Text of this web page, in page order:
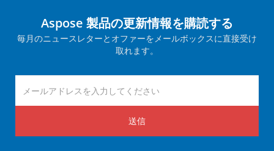
Aspose 製品の更新情報を購読する
毎月のニュースレターとオファーをメールボックスに直接受け
取れます。
送信